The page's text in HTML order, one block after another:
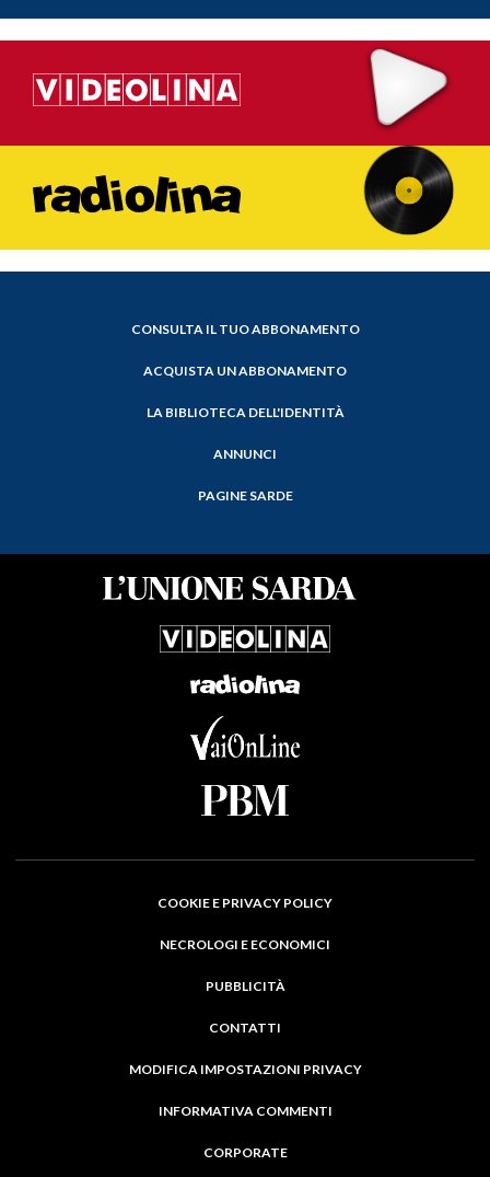
CONSULTA IL TUO ABBONAMENTO
ACQUISTA UN ABBONAMENTO
LA BIBLIOTECA DELL'IDENTITÀ
ANNUNCI
PAGINE SARDE
COOKIE E PRIVACY POLICY
NECROLOGI E ECONOMICI
PUBBLICITÀ
CONTATTI
MODIFICA IMPOSTAZIONI PRIVACY
INFORMATIVA COMMENTI
CORPORATE